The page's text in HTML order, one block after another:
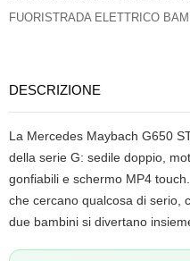
FUORISTRADA ELETTRICO
DESCRIZIONE
La Mercedes Maybach G650
della serie G: sedile doppio,
gonfiabili e schermo MP4
che cercano qualcosa di serio,
due bambini si divertano